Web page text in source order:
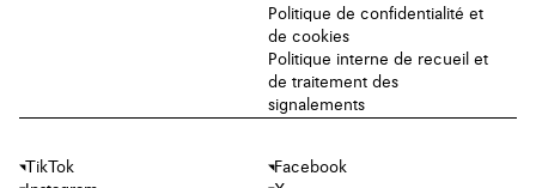
Politique de confidentialité et
de cookies
Politique interne de recueil et
de traitement des
signalements
TikTok
Facebook